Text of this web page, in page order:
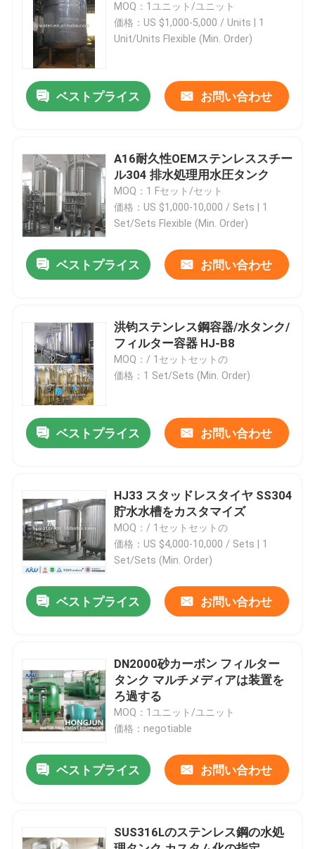
家
私達について
工場旅行
品質管理
私達に連絡しなさい
ニュース
場合
逆浸透の浄水装置
MOQ：1ユニット/ユニット
価格：US $1,000-5,000 / Units | 1
Unit/Units Flexible (Min. Order)
ベストプライス お問い合わせ
A16耐久性OEMステンレススチー
ル304 排水処理用水圧タンク
MOQ：1 Fセット/セット
価格：US $1,000-10,000 / Sets | 1
Set/Sets Flexible (Min. Order)
ベストプライス お問い合わせ
洪钧ステンレス鋼容器/水タンク/
フィルター容器 HJ-B8
MOQ：/ 1セットセットの
価格：1 Set/Sets (Min. Order)
ベストプライス お問い合わせ
HJ33 スタッドレスタイヤ SS304
貯水水槽をカスタマイズ
MOQ：/ 1セットセットの
価格：US $4,000-10,000 / Sets | 1
Set/Sets (Min. Order)
ベストプライス お問い合わせ
DN2000砂カーボン フィルター
タンク マルチメディアは装置を
ろ過する
MOQ：1ユニット/ユニット
価格：negotiable
ベストプライス お問い合わせ
SUS316Lのステンレス鋼の水処